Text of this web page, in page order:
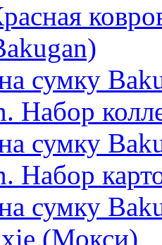
сумку
Набор
сумку
Набор
сумку
(Мокси)